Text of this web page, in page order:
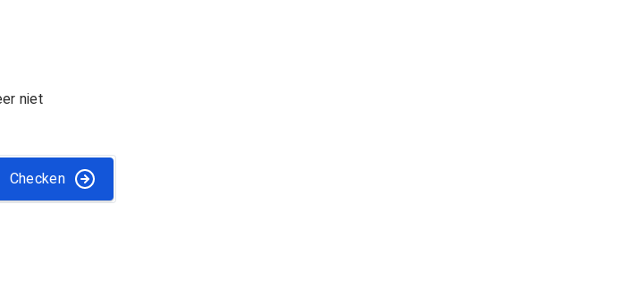
niet
Checken